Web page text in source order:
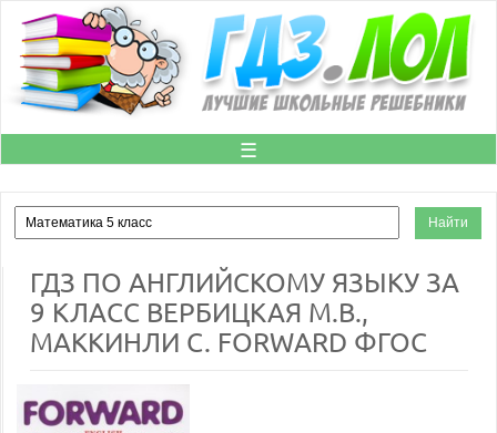
☰
ГДЗ ПО АНГЛИЙСКОМУ ЯЗЫКУ ЗА
9 КЛАСС ВЕРБИЦКАЯ М.В.,
МАККИНЛИ С. FORWARD ФГОС